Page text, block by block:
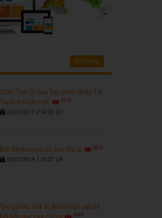
Đọc thêm
Châu Tinh Trì hứa hẹn phim chiếu Tết
'cười ra nước mắt'
6774
03/01/2019 2:04:06 CH
Kim Kardashian có con thứ tư 6272
03/01/2019 1:03:37 CH
'Em gái trà sữa' bị đồn ly hôn sau bê
6594